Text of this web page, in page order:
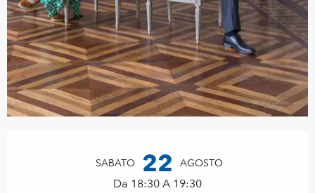
SABATO 22 AGOSTO
Da 18:30 A 19:30